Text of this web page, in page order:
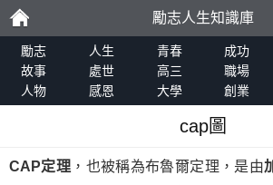
勵
志
勵志人生知識庫
勵志 人生 青春 成功
故事
處世 高三 職場
人物
感恩 大學 創業
cap圖
CAP定理 ，也被稱為布魯爾定理，是由